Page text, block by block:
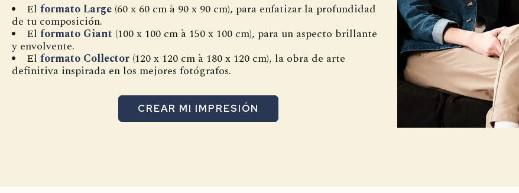
El formato Large (60 x 60 cm à 90 x 90 cm), para enfatizar la profundidad
de tu composición.
El formato Giant (100 x 100 cm à 150 x 100 cm), para un aspecto brillante
y envolvente.
El formato Collector (120 x 120 cm à 180 x 120 cm), la obra de arte
definitiva inspirada en los mejores fotógrafos.
CREAR MI IMPRESIÓN